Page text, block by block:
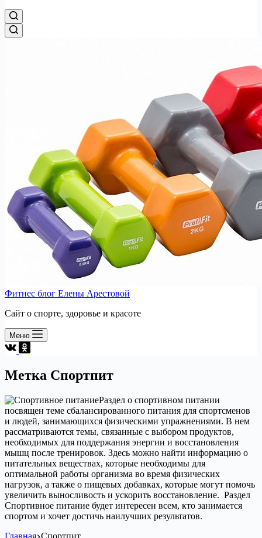
Фитнес блог Елены Арестовой
Сайт о спорте, здоровье и красоте
Меню
Метка Спортпит
Раздел о спортивном питании
посвящен теме сбалансированного питания для спортсменов
и людей, занимающихся физическими упражнениями. В нем
рассматриваются темы, связанные с выбором продуктов,
необходимых для поддержания энергии и восстановления
мышц после тренировок. Здесь можно найти информацию о
питательных веществах, которые необходимы для
оптимальной работы организма во время физических
нагрузок, а также о пищевых добавках, которые могут помочь
увеличить выносливость и ускорить восстановление. Раздел
Спортивное питание будет интересен всем, кто занимается
спортом и хочет достичь наилучших результатов.
Главная Спортпит